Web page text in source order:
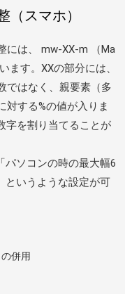
（スマホ）
には、 mw-XX-m （Ma
ます。XXの部分には、
ではなく、親要素（多
対する%の値が入りま
字を割り当てることが
パソコンの時の最大幅6
というような設定が可
併用